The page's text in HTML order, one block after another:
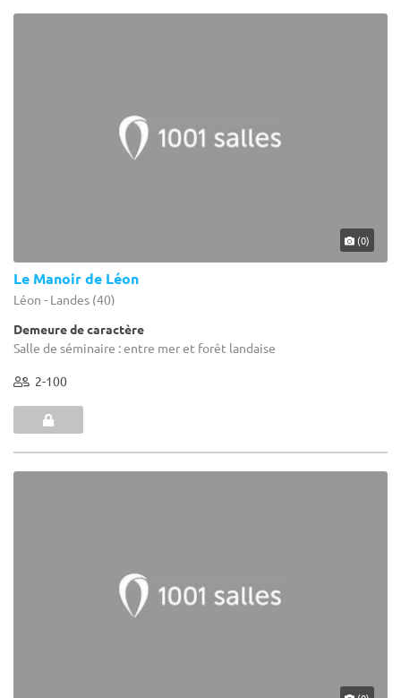
(0)
Le Manoir de Léon
Léon - Landes (40)
Demeure de caractère
Salle de séminaire : entre mer et forêt landaise
2-100